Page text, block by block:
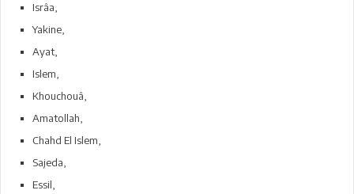
Isrâa,
Yakine,
Ayat,
Islem,
Khouchouâ,
Amatollah,
Chahd El Islem,
Sajeda,
Essil,